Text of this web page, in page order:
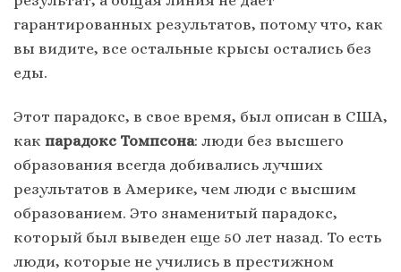
гарантированных результатов, потому что, как
вы видите, все остальные крысы остались без
еды.
Этот парадокс, в свое время, был описан в США,
как парадокс Томпсона: люди без высшего
образования всегда добивались лучших
результатов в Америке, чем люди с высшим
образованием. Это знаменитый парадокс,
который был выведен еще 50 лет назад. То есть
люди, которые не учились в престижном